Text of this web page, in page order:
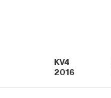
KV4
2016